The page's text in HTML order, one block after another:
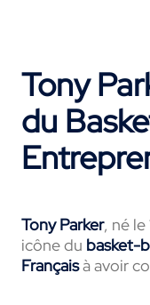
Tony
du
Tony Parker, né le
icône du basket-
Françaisà avoir